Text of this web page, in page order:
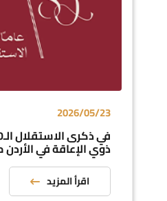
2026/05/23
ذوي الإعاقة في الأردن
اقرأ المزيد